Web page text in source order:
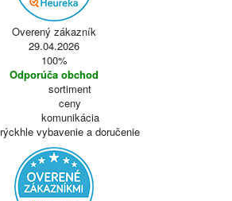
Overený zákazník
29.04.2026
100%
Odporúča obchod
sortiment
ceny
komunikácia
rýckhle vybavenie a doručenie